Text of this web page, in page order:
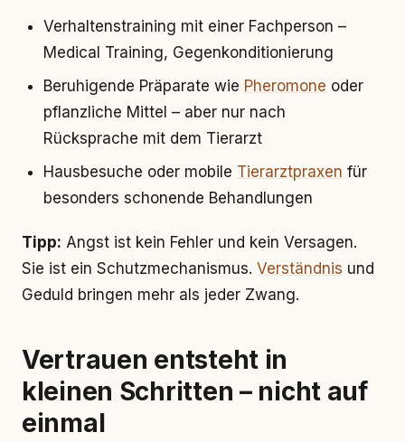
Verhaltenstraining mit einer Fachperson –
Medical Training, Gegenkonditionierung
Beruhigende Präparate wie Pheromone oder
pflanzliche Mittel – aber nur nach
Rücksprache mit dem Tierarzt
Hausbesuche oder mobile Tierarztpraxen für
besonders schonende Behandlungen
Tipp: Angst ist kein Fehler und kein Versagen.
Sie ist ein Schutzmechanismus. Verständnis und
Geduld bringen mehr als jeder Zwang.
Vertrauen entsteht in
kleinen Schritten – nicht auf
einmal